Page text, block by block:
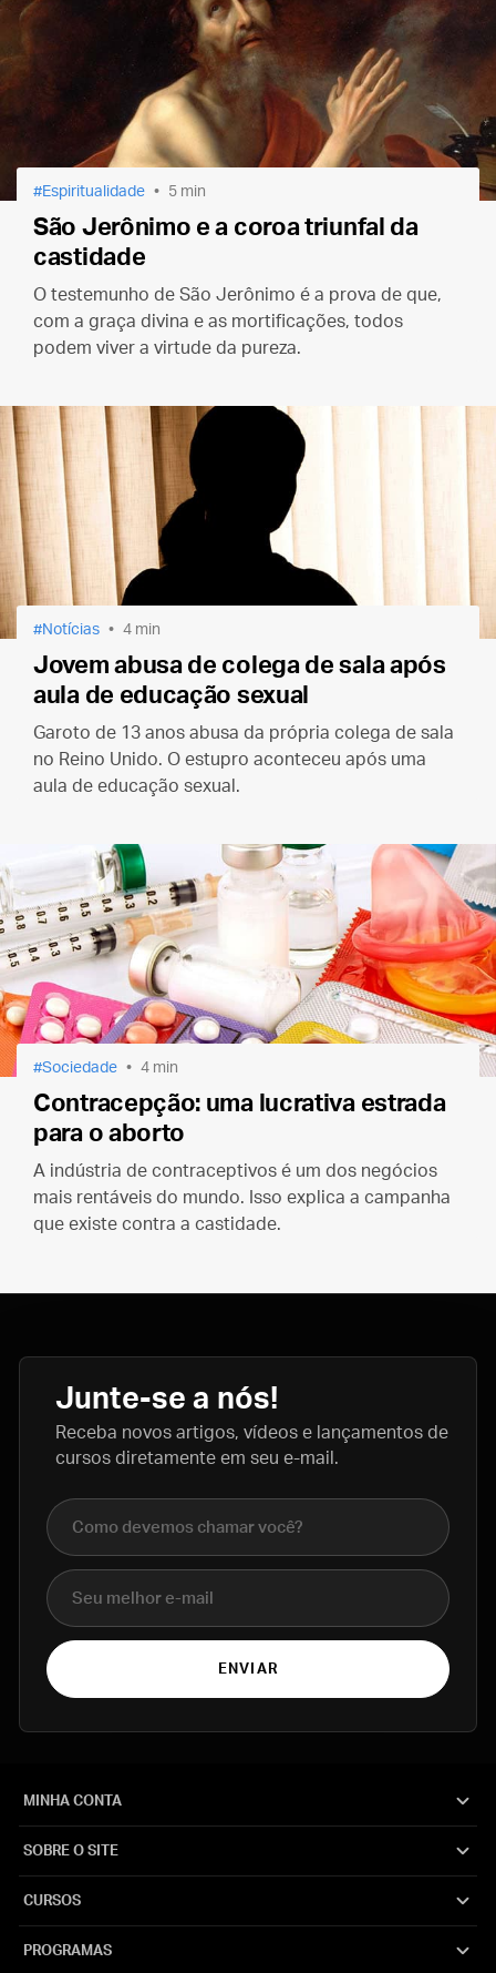
Espiritualidade 5 min
São Jerônimo e a coroa triunfal da
castidade
O testemunho de São Jerônimo é a prova de que,
com a graça divina e as mortificações, todos
podem viver a virtude da pureza.
Notícias 4 min
Jovem abusa de colega de sala após
aula de educação sexual
Garoto de 13 anos abusa da própria colega de sala
no Reino Unido. O estupro aconteceu após uma
aula de educação sexual.
Sociedade 4 min
Contracepção: uma lucrativa estrada
para o aborto
A indústria de contraceptivos é um dos negócios
mais rentáveis do mundo. Isso explica a campanha
que existe contra a castidade.
Junte-se a nós!
Receba novos artigos, vídeos e lançamentos de
cursos diretamente em seu e-mail.
Nome completo
E-mail
ENVIAR
MINHA CONTA
SOBRE O SITE
CURSOS
PROGRAMAS